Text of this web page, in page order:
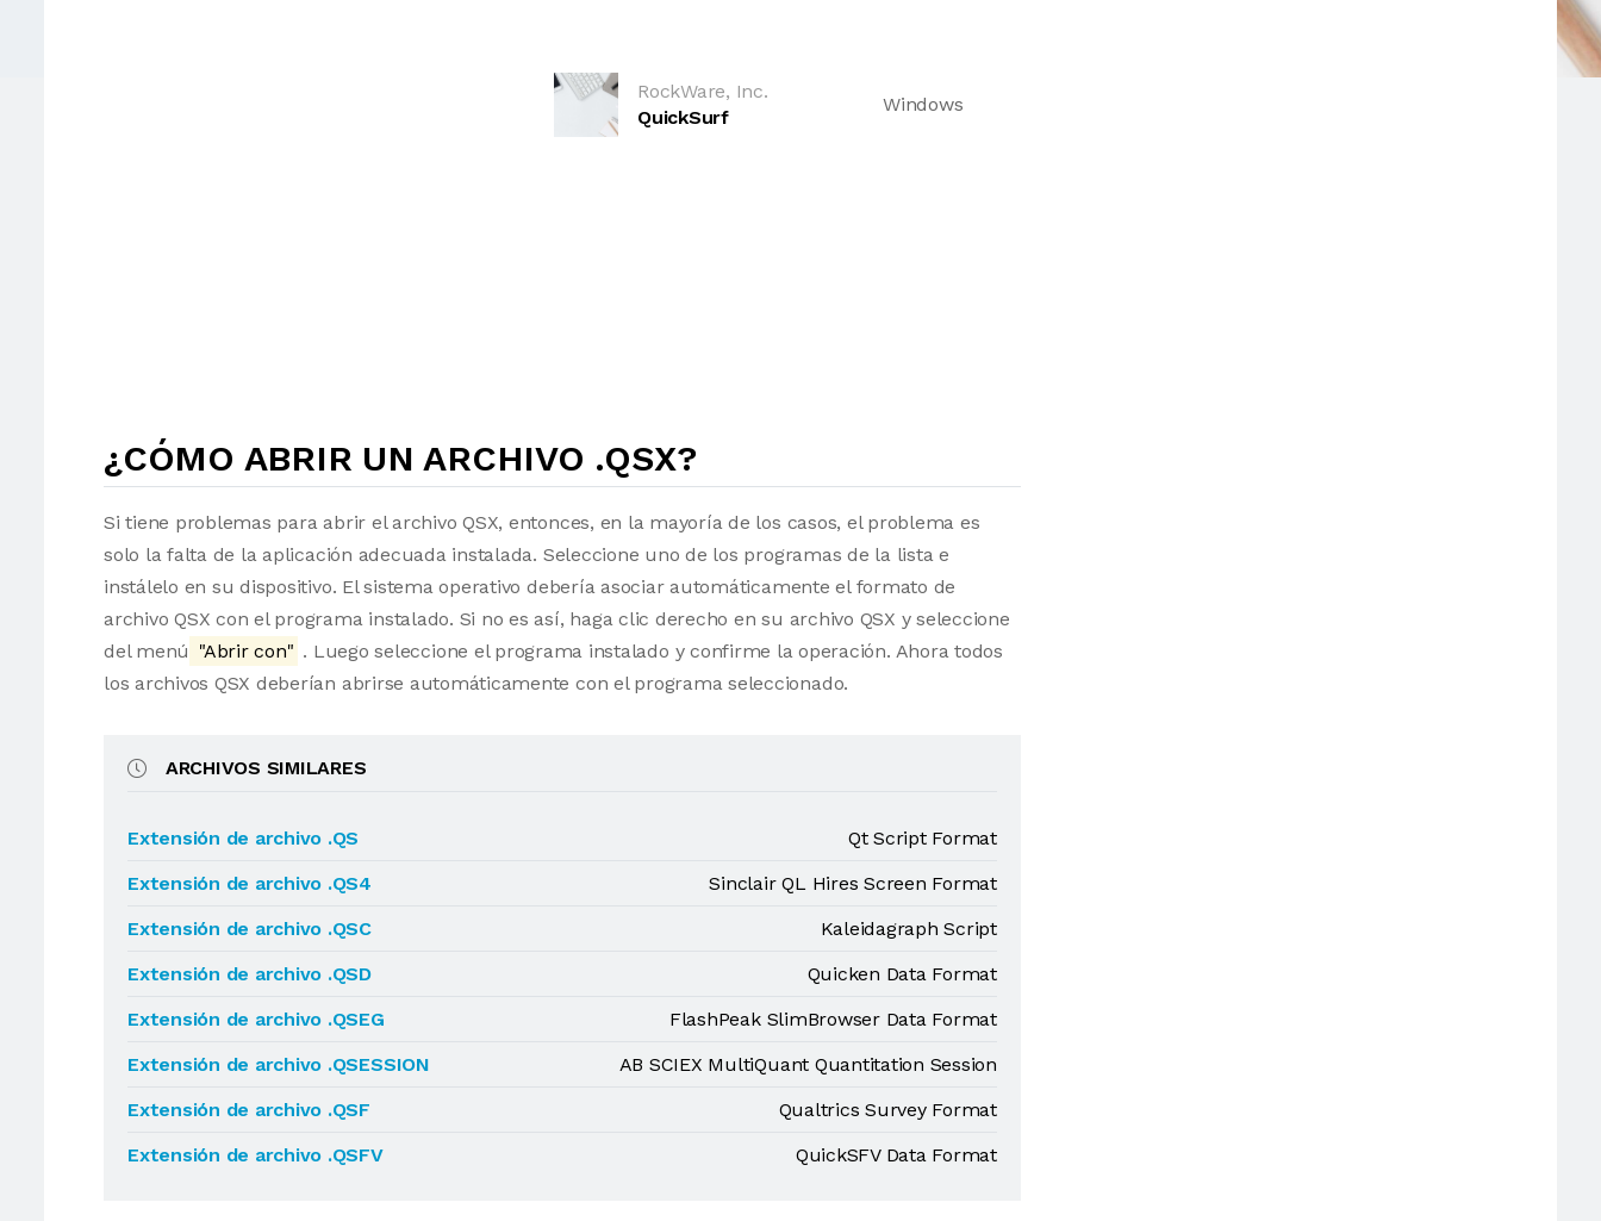
RockWare, Inc.
QuickSurf
Windows
¿CÓMO ABRIR UN ARCHIVO .QSX?
Si tiene problemas para abrir el archivo QSX, entonces, en la mayoría de los casos, el problema es
solo la falta de la aplicación adecuada instalada. Seleccione uno de los programas de la lista e
instálelo en su dispositivo. El sistema operativo debería asociar automáticamente el formato de
archivo QSX con el programa instalado. Si no es así, haga clic derecho en su archivo QSX y seleccione
del menú "Abrir con" . Luego seleccione el programa instalado y confirme la operación. Ahora todos
los archivos QSX deberían abrirse automáticamente con el programa seleccionado.
ARCHIVOS SIMILARES
Extensión de archivo .QS
Qt Script Format
Extensión de archivo .QS4
Sinclair QL Hires Screen Format
Extensión de archivo .QSC
Kaleidagraph Script
Extensión de archivo .QSD
Quicken Data Format
Extensión de archivo .QSEG
FlashPeak SlimBrowser Data Format
Extensión de archivo .QSESSION
AB SCIEX MultiQuant Quantitation Session
Extensión de archivo .QSF
Qualtrics Survey Format
Extensión de archivo .QSFV
QuickSFV Data Format